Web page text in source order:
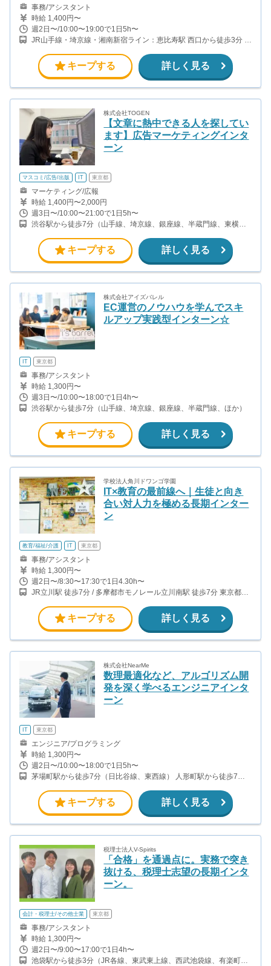
事務/アシスタント
時給 1,400円〜
週2日〜/10:00〜19:00で1日5h〜
JR山手線・埼京線・湘南新宿ライン：恵比寿駅 西口から徒歩3分 東
キープする 詳しく見る
株式会社TOGEN
【文章に熱中できる人を探してい
ます】広告マーケティングインタ
ーン
マスコミ/広告/出版 IT 東京都
マーケティング/広報
時給 1,400円〜2,000円
週3日〜/10:00〜21:00で1日5h〜
渋谷駅から徒歩7分（山手線、埼京線、銀座線、半蔵門線、東横
宿駅から徒歩14分（副都心線・千代田線）
キープする 詳しく見る
株式会社アイズバレル
EC運営のノウハウを学んでスキ
ルアップ実践型インターン☆
IT 東京都
事務/アシスタント
時給 1,300円〜
週3日〜/10:00〜18:00で1日4h〜
渋谷駅から徒歩7分（山手線、埼京線、銀座線、半蔵門線、ほか）
キープする 詳しく見る
学校法人角川ドワンゴ学園
IT×教育の最前線へ｜生徒と向き
合い対人力を極める長期インター
ン
教育/福祉/介護 IT 東京都
事務/アシスタント
時給 1,300円〜
週2日〜/8:30〜17:30で1日4.30h〜
JR立川駅 徒歩7分 / 多摩都市モノレール立川南駅 徒歩7分 東京都多
キープする 詳しく見る
株式会社NearMe
数理最適化など、アルゴリズム開
発を深く学べるエンジニアインタ
ーン
IT 東京都
エンジニア/プログラミング
時給 1,300円〜
週2日〜/10:00〜18:00で1日5h〜
茅場町駅から徒歩7分（日比谷線、東西線） 人形町駅から徒歩7分
キープする 詳しく見る
税理士法人V-Spirits
「合格」を通過点に。実務で突き
抜ける、税理士志望の長期インタ
ーン。
会計・税理士/その他士業 東京都
事務/アシスタント
時給 1,300円〜
週2日〜/9:00〜17:00で1日4h〜
池袋駅から徒歩3分（JR各線、東武東上線、西武池袋線、有楽町